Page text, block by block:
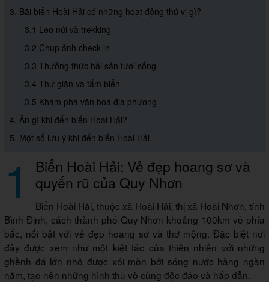
3. Bãi biển Hoài Hải có những hoạt động thú vị gì?
3.1 Leo núi và trekking
3.2 Chụp ảnh check-in
3.3 Thưởng thức hải sản tươi sống
3.4 Thư giãn và tắm biển
3.5 Khám phá văn hóa địa phương
4. Ăn gì khi đến biển Hoài Hải?
5. Một số lưu ý khi đến biển Hoài Hải
1 Biển Hoài Hải: Vẻ đẹp hoang sơ và
quyến rũ của Quy Nhơn
Biển Hoài Hải, thuộc xã Hoài Hải, thị xã Hoài Nhơn, tỉnh
Bình Định, cách thành phố Quy Nhơn khoảng 100km về phía
bắc, nổi bật với vẻ đẹp hoang sơ và thơ mộng. Đặc biệt nơi
đây được xem như một kiệt tác của thiên nhiên với những
ghềnh đá lớn nhỏ được xói mòn bởi sóng nước hàng ngàn
năm, tạo nên những hình thù vô cùng độc đáo và hấp dẫn.